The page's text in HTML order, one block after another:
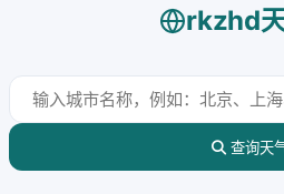
rkzhd
查询天